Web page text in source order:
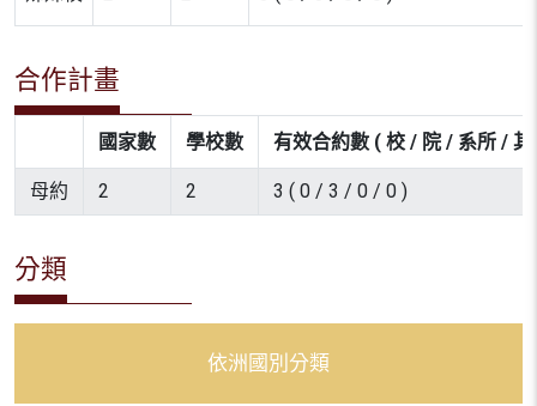
合作計畫
國家數 學校數 有效合約數 ( 校 / 院 / 系所 / 其
母約 2 2 3 ( 0 / 3 / 0 / 0 )
分類
依洲國別分類